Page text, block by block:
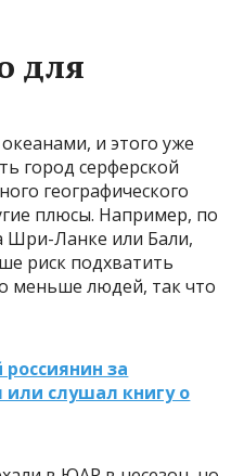
для
и этого уже
город серферской
географического
плюсы. Например, по
Шри-Ланке или Бали,
риск подхватить
меньше людей, так что
за
или слушал книгу о